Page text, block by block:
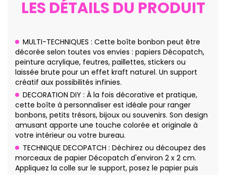
LES DÉTAILS DU PRODUIT
MULTI-TECHNIQUES : Cette boîte bonbon peut être
décorée selon toutes vos envies : papiers Décopatch,
peinture acrylique, feutres, paillettes, stickers ou
laissée brute pour un effet kraft naturel. Un support
créatif aux possibilités infinies.
DECORATION DIY : À la fois décorative et pratique,
cette boîte à personnaliser est idéale pour ranger
bonbons, petits trésors, bijoux ou souvenirs. Son design
amusant apporte une touche colorée et originale à
votre intérieur ou votre bureau.
TECHNIQUE DECOPATCH : Déchirez ou découpez des
morceaux de papier Décopatch d'environ 2 x 2 cm.
Appliquez la colle sur le support, posez le papier puis